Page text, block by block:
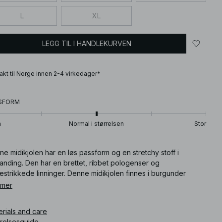
L XL
LEGG TIL I HANDLEKURVEN
til Norge innen 2-4 virkedager*
Normal i størrelsen Stor
midikjolen har en løs passform og en stretchy stoff i
Den har en brettet, ribbet pologenser og
linninger. Denne midikjolen finnes i burgunder
and care